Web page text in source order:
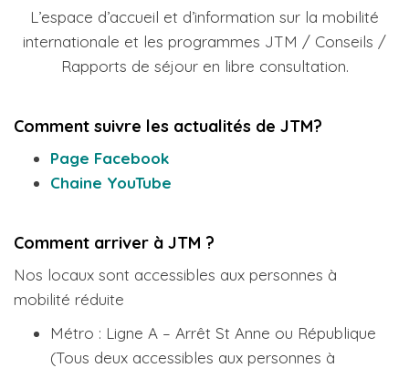
L’espace d’accueil et d’information sur la mobilité
internationale et les programmes JTM / Conseils /
Rapports de séjour en libre consultation.
Comment suivre les actualités de JTM?
Page Facebook
Chaine YouTube
Comment arriver à JTM ?
Nos locaux sont accessibles aux personnes à
mobilité réduite
Métro : Ligne A – Arrêt St Anne ou République
(Tous deux accessibles aux personnes à